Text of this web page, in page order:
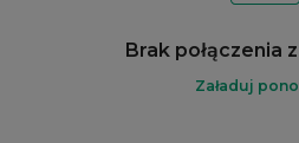
Brak połączenia
Załaduj